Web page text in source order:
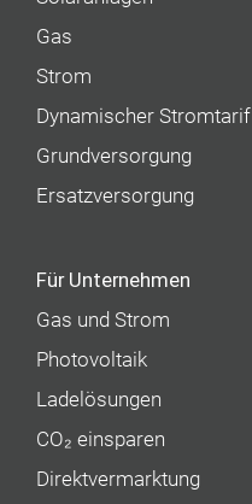
Gas
Strom
Dynamischer Stromtarif
Grundversorgung
Ersatzversorgung
Für Unternehmen
Gas und Strom
Photovoltaik
Ladelösungen
CO₂ einsparen
Direktvermarktung